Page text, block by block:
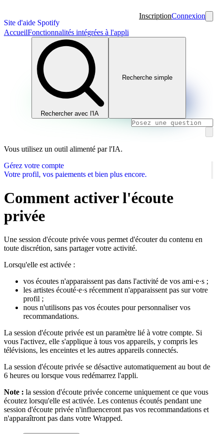
Site d'aide Spotify
InscriptionConnexion
AccueilFonctionnalités intégrées à l'appli
Rechercher avec l'IA
Recherche simple
Vous utilisez un outil alimenté par l'IA.
Gérez votre compte
Votre profil, vos paiements et bien plus encore.
Comment activer l'écoute
privée
Une session d'écoute privée vous permet d'écouter du contenu en
toute discrétion, sans partager votre activité.
Lorsqu'elle est activée :
vos écoutes n'apparaissent pas dans l'activité de vos ami·e·s ;
les artistes écouté·e·s récemment n'apparaissent pas sur votre
profil ;
nous n'utilisons pas vos écoutes pour personnaliser vos
recommandations.
La session d'écoute privée est un paramètre lié à votre compte. Si
vous l'activez, elle s'applique à tous vos appareils, y compris les
télévisions, les enceintes et les autres appareils connectés.
La session d'écoute privée se désactive automatiquement au bout de
6 heures ou lorsque vous redémarrez l'appli.
Note : la session d'écoute privée concerne uniquement ce que vous
écoutez lorsqu'elle est activée. Les contenus écoutés pendant une
session d'écoute privée n'influenceront pas vos recommandations et
n'apparaîtront pas dans votre Wrapped.